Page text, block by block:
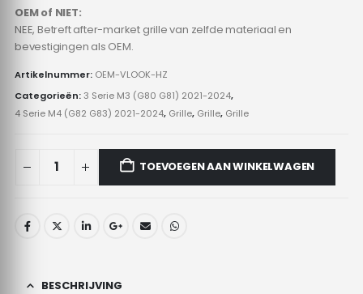
OEM of NIET:
NEE, Betreft after-market grille van zelfde materiaal en
bevestigingen als OEM.
Artikelnummer: OEM-VLOOK-HZ
Categorieën:3 Serie M3 (G80 G81) 2021-2024,
4 Serie M4 (G82 G83) 2021-2024, Grille, Grille, Grille
TOEVOEGEN AAN WINKELWAGEN
BESCHRIJVING